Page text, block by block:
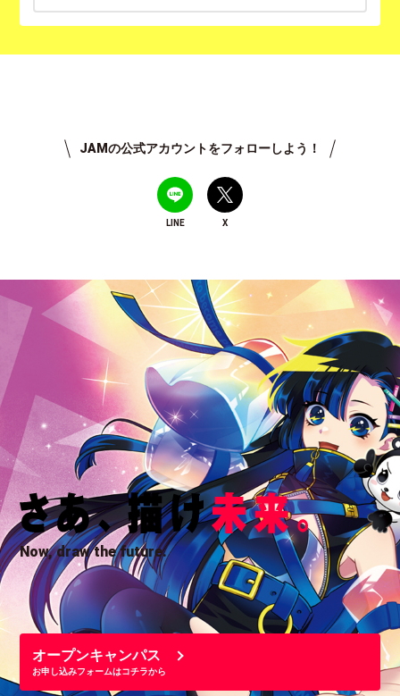
JAMの公式アカウントをフォローしよう！
LINE X
Now, draw the future.
オープンキャンパス
お申し込みフォームはコチラから